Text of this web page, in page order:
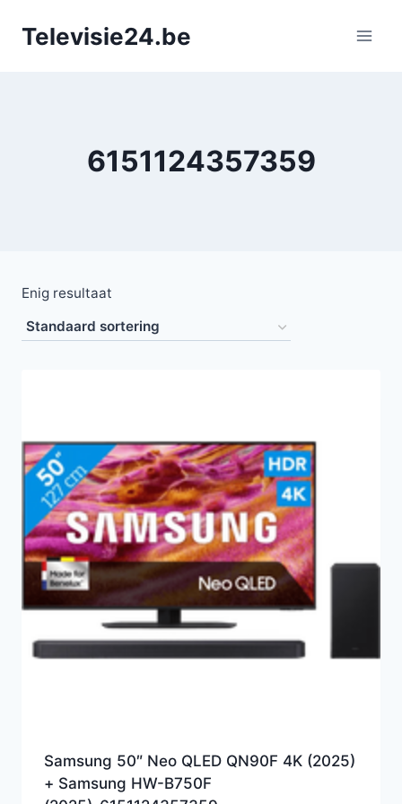
naarTelevisie24.be
6151124357359
Enig resultaat
Samsung 50″ Neo QLED QN90F 4K (2025)
+ Samsung HW-B750F